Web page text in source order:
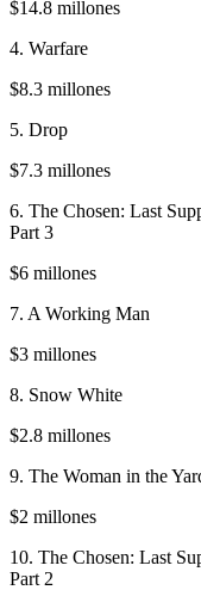
$14.8 millones
4. Warfare
$8.3 millones
5. Drop
$7.3 millones
6. The Chosen: Last
Part 3
$6 millones
7. A Working Man
$3 millones
8. Snow White
$2.8 millones
9. The Woman in the
$2 millones
10. The Chosen: Last
Part 2